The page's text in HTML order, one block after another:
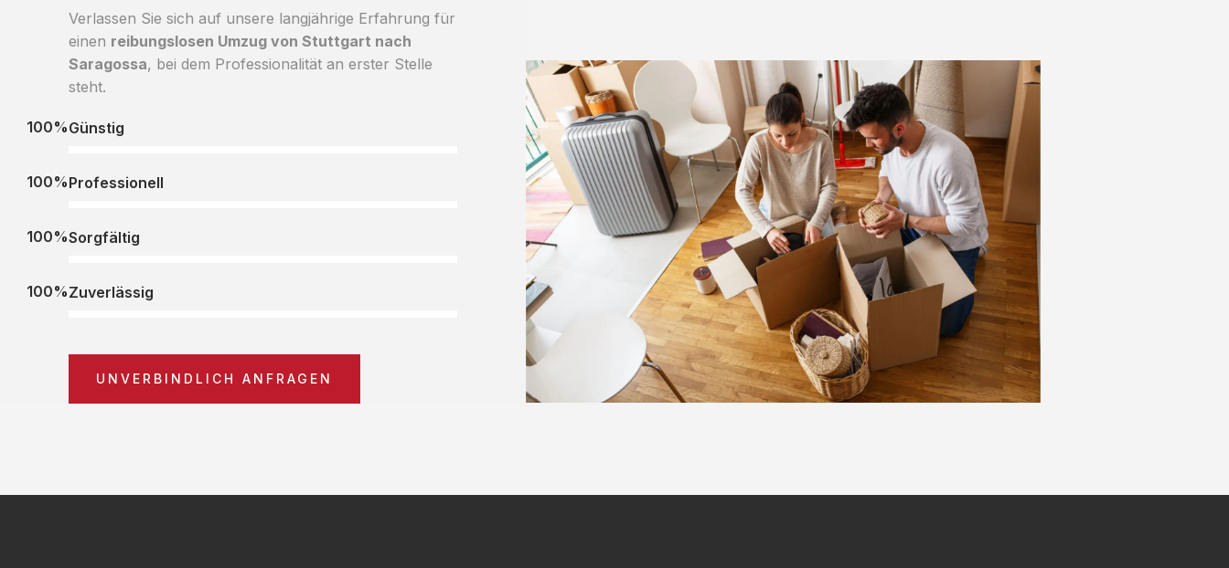
Verlassen Sie sich auf unsere langjährige Erfahrung für
einen reibungslosen Umzug von Stuttgart nach
Saragossa, bei dem Professionalität an erster Stelle
steht.
Günstig
100%
Professionell
100%
Sorgfältig
100%
Zuverlässig
100%
UNVERBINDLICH ANFRAGEN